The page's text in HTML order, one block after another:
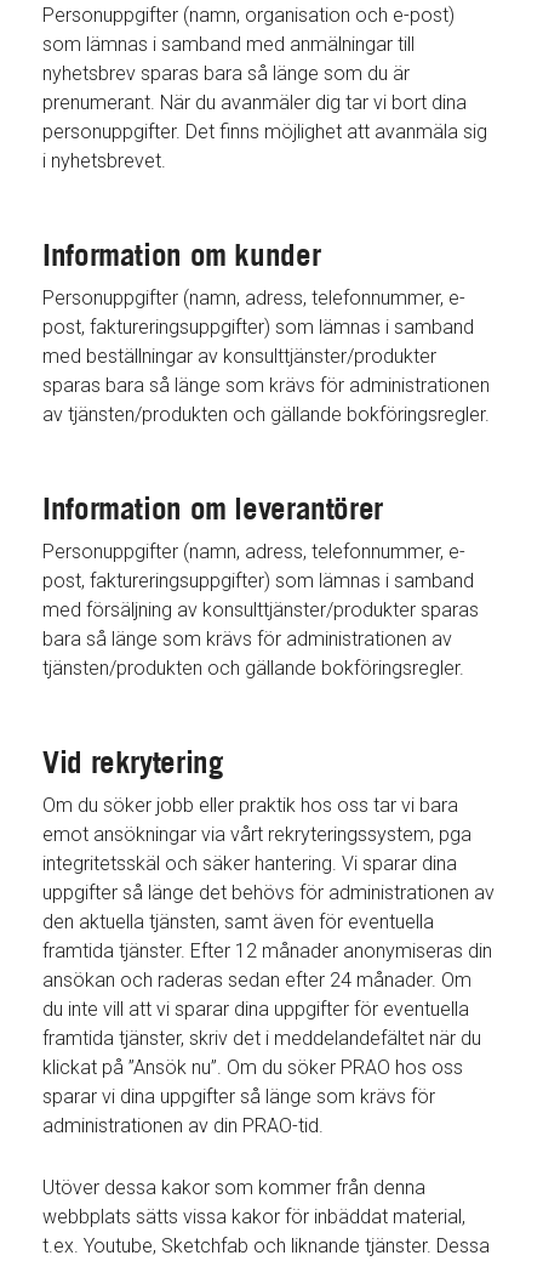
Personuppgifter (namn, organisation och e-post)
som lämnas i samband med anmälningar till
nyhetsbrev sparas bara så länge som du är
prenumerant. När du avanmäler dig tar vi bort dina
personuppgifter. Det finns möjlighet att avanmäla sig
i nyhetsbrevet.
Information om kunder
Personuppgifter (namn, adress, telefonnummer, e-
post, faktureringsuppgifter) som lämnas i samband
med beställningar av konsulttjänster/produkter
sparas bara så länge som krävs för administrationen
av tjänsten/produkten och gällande bokföringsregler.
Information om leverantörer
Personuppgifter (namn, adress, telefonnummer, e-
post, faktureringsuppgifter) som lämnas i samband
med försäljning av konsulttjänster/produkter sparas
bara så länge som krävs för administrationen av
tjänsten/produkten och gällande bokföringsregler.
Vid rekrytering
Om du söker jobb eller praktik hos oss tar vi bara
emot ansökningar via vårt rekryteringssystem, pga
integritetsskäl och säker hantering. Vi sparar dina
uppgifter så länge det behövs för administrationen av
den aktuella tjänsten, samt även för eventuella
framtida tjänster. Efter 12 månader anonymiseras din
ansökan och raderas sedan efter 24 månader. Om
du inte vill att vi sparar dina uppgifter för eventuella
framtida tjänster, skriv det i meddelandefältet när du
klickat på ”Ansök nu”. Om du söker PRAO hos oss
sparar vi dina uppgifter så länge som krävs för
administrationen av din PRAO-tid.
Utöver dessa kakor som kommer från denna
webbplats sätts vissa kakor för inbäddat material,
t.ex. Youtube, Sketchfab och liknande tjänster. Dessa